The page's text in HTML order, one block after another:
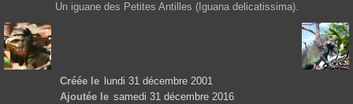
Un iguane des Petites Antilles (Iguana delicatissima).
Créée le
lundi 31 décembre 2001
Ajoutée le samedi 31 décembre 2016